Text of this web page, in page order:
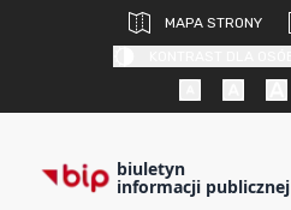
MAPA STRONY
biuletyn
informacji publicznej